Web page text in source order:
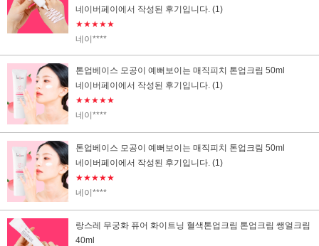
네이버페이에서 작성된 후기입니다. (1)
★★★★★
네이****
톤업베이스 모공이 예뻐보이는 매직피치 톤업크림 50ml
네이버페이에서 작성된 후기입니다. (1)
★★★★★
네이****
톤업베이스 모공이 예뻐보이는 매직피치 톤업크림 50ml
네이버페이에서 작성된 후기입니다. (1)
★★★★★
네이****
랑스레 무궁화 퓨어 화이트닝 혈색톤업크림 톤업크림 쌩얼크림
40ml